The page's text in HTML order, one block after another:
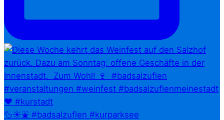
🦆☀️⛲ #badsalzuflen #kurparksee